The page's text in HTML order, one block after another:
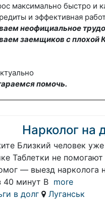
максимально быстро и
и эффективная
неофициальное
заемщиков с плохой
помочь.
Нарколог на
Близкий человек уже
Таблетки не
— выезд нарколога
40 минут В more
в долг
Луганськ